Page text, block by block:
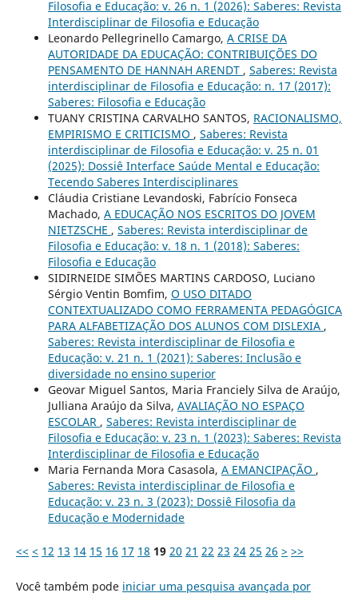
Filosofia e Educação: v. 26 n. 1 (2026): Saberes: Revista
Interdisciplinar de Filosofia e Educação
Leonardo Pellegrinello Camargo, A CRISE DA
AUTORIDADE DA EDUCAÇÃO: CONTRIBUIÇÕES DO
PENSAMENTO DE HANNAH ARENDT , Saberes: Revista
interdisciplinar de Filosofia e Educação: n. 17 (2017):
Saberes: Filosofia e Educação
TUANY CRISTINA CARVALHO SANTOS, RACIONALISMO,
EMPIRISMO E CRITICISMO , Saberes: Revista
interdisciplinar de Filosofia e Educação: v. 25 n. 01
(2025): Dossiê Interface Saúde Mental e Educação:
Tecendo Saberes Interdisciplinares
Cláudia Cristiane Levandoski, Fabrício Fonseca
Machado, A EDUCAÇÃO NOS ESCRITOS DO JOVEM
NIETZSCHE , Saberes: Revista interdisciplinar de
Filosofia e Educação: v. 18 n. 1 (2018): Saberes:
Filosofia e Educação
SIDIRNEIDE SIMÕES MARTINS CARDOSO, Luciano
Sérgio Ventin Bomfim, O USO DITADO
CONTEXTUALIZADO COMO FERRAMENTA PEDAGÓGICA
PARA ALFABETIZAÇÃO DOS ALUNOS COM DISLEXIA ,
Saberes: Revista interdisciplinar de Filosofia e
Educação: v. 21 n. 1 (2021): Saberes: Inclusão e
diversidade no ensino superior
Geovar Miguel Santos, Maria Franciely Silva de Araújo,
Julliana Araújo da Silva, AVALIAÇÃO NO ESPAÇO
ESCOLAR , Saberes: Revista interdisciplinar de
Filosofia e Educação: v. 23 n. 1 (2023): Saberes: Revista
Interdisciplinar de Filosofia e Educação
Maria Fernanda Mora Casasola, A EMANCIPAÇÃO ,
Saberes: Revista interdisciplinar de Filosofia e
Educação: v. 23 n. 3 (2023): Dossiê Filosofia da
Educação e Modernidade
<< < 12 13 14 15 16 17 18 19 20 21 22 23 24 25 26 > >>
Você também pode iniciar uma pesquisa avançada por